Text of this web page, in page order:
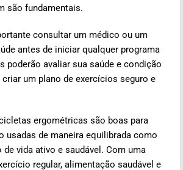
são fundamentais.
consultar um médico ou um
antes de iniciar qualquer programa
poderão avaliar sua saúde e condição
um plano de exercícios seguro e
ergométricas são boas para
usadas de maneira equilibrada como
de vida ativo e saudável. Com uma
regular, alimentação saudável e